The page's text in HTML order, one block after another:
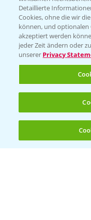
Allgemeine
Detaillierte
Cookies, ohne die wir
können, und optionalen
akzeptiert werden
jeder Zeit ändern oder
unserer Privacy